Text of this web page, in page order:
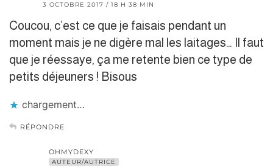
3 OCTOBRE 2017 / 18 H 38 MIN
Coucou, c’est ce que je faisais pendant un
moment mais je ne digère mal les laitages… Il faut
que je réessaye, ça me retente bien ce type de
petits déjeuners ! Bisous
chargement…
RÉPONDRE
OHMYDEXY
AUTEUR/AUTRICE